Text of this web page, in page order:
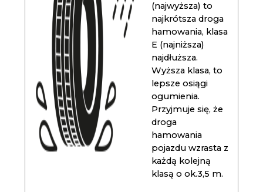
(najwyższa) to
najkrótsza droga
hamowania, klasa
E (najniższa)
najdłuższa.
Wyższa klasa, to
lepsze osiągi
ogumienia.
Przyjmuje się, że
droga
hamowania
pojazdu wzrasta z
każdą kolejną
klasą o ok.3,5 m.